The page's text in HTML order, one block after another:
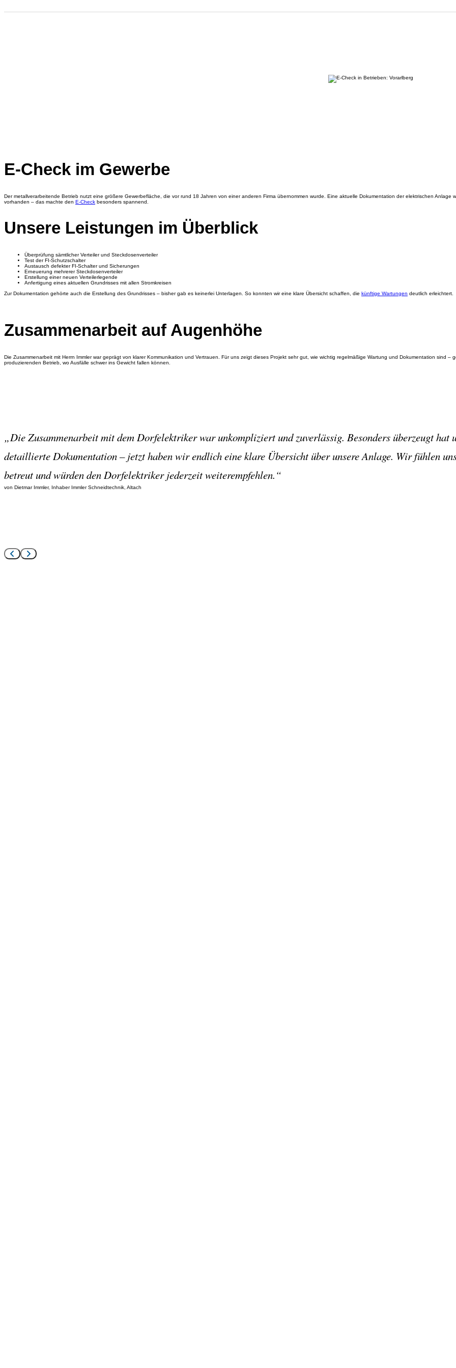
E-Check im Gewerbe
Der metallverarbeitende Betrieb nutzt eine größere Gewerbefläche, die vor rund 18 Jahren von einer anderen Firma übernommen wurde. Eine aktuelle Dokumentation der elektrischen Anlage
vorhanden – das machte den E-Check besonders spannend.
Unsere Leistungen im Überblick
Überprüfung sämtlicher Verteiler und Steckdosenverteiler
Test der FI-Schutzschalter
Austausch defekter FI-Schalter und Sicherungen
Erneuerung mehrerer Steckdosenverteiler
Erstellung einer neuen Verteilerlegende
Anfertigung eines aktuellen Grundrisses mit allen Stromkreisen
Zur Dokumentation gehörte auch die Erstellung des Grundrisses – bisher gab es keinerlei Unterlagen. So konnten wir eine klare Übersicht schaffen, die künftige Wartungen deutlich erleichtert.
Zusammenarbeit auf Augenhöhe
Die Zusammenarbeit mit Herrn Immler war geprägt von klarer Kommunikation und Vertrauen. Für uns zeigt dieses Projekt sehr gut, wie wichtig regelmäßige Wartung und Dokumentation sind –
produzierenden Betrieb, wo Ausfälle schwer ins Gewicht fallen können.
„Die Zusammenarbeit mit dem Dorfelektriker war unkompliziert und zuverlässig. Besonders überzeugt hat
detaillierte Dokumentation – jetzt haben wir endlich eine klare Übersicht über unsere Anlage. Wir fühlen
betreut und würden den Dorfelektriker jederzeit weiterempfehlen.“
von Dietmar Immler, Inhaber Immler Schneidtechnik, Altach